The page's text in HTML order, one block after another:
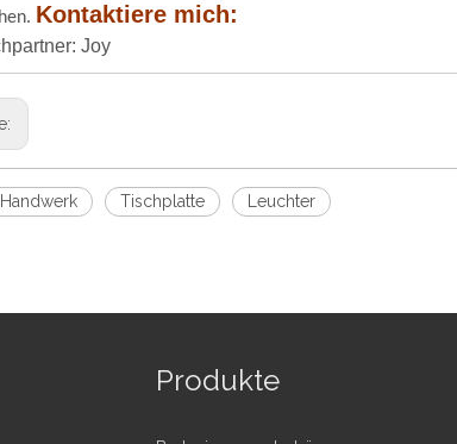
Kontaktiere mich:
Joy
Tischplatte Leuchter
Produkte